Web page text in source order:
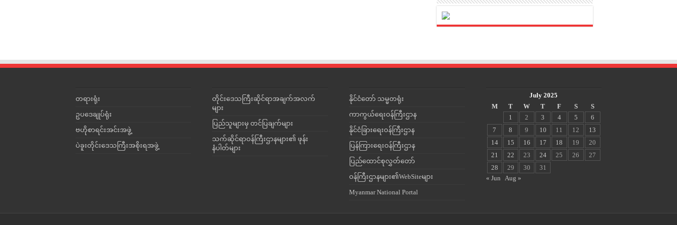
တရားရုံး
ဥပဒေချုပ်ရုံး
ဗဟိုစာရင်းအင်းအဖွဲ့
ပဲခူးတိုင်းဒေသကြီးအစိုးရအဖွဲ့
တိုင်းဒေသကြီးဆိုင်ရာအချက်အလက်
များ
ပြည်သူများမှ တင်ပြချက်များ
သက်ဆိုင်ရာဝန်ကြီးဌာနများ၏ ဖုန်း
နံပါတ်များ
နိုင်ငံတော် သမ္မတရုံး
ကာကွယ်ရေးဝန်ကြီးဌာန
နိုင်ငံခြားရေးဝန်ကြီးဌာန
ပြန်ကြားရေးဝန်ကြီးဌာန
ပြည်ထောင်စုလွှတ်တော်
ဝန်ကြီးဌာနများ၏WebSiteများ
Myanmar National Portal
July 2025
M
T W T F S
S
1
2 3 4 5
6
7
8 9 10 11 12
13
14
15 16 17 18 19
20
21
22 23 24 25 26
27
28
29 30
31
« Jun
Aug »